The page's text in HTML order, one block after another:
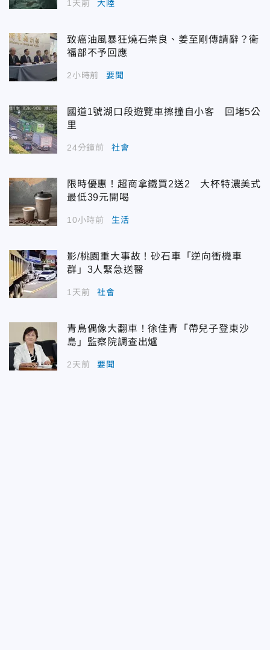
1天前 大陸
致癌油風暴狂燒石崇良、姜至剛傳請辭？衛
福部不予回應
2小時前 要聞
國道1號湖口段遊覽車擦撞自小客 回堵5公
里
24分鐘前 社會
限時優惠！超商拿鐵買2送2 大杯特濃美式
最低39元開喝
10小時前 生活
影/桃園重大事故！砂石車「逆向衝機車
群」3人緊急送醫
1天前 社會
青鳥偶像大翻車！徐佳青「帶兒子登東沙
島」監察院調查出爐
2天前 要聞